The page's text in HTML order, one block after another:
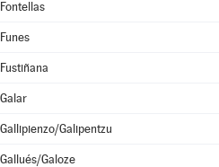
Fontellas
Funes
Fustiñana
Galar
Gallipienzo/Galipentzu
Gallués/Galoze